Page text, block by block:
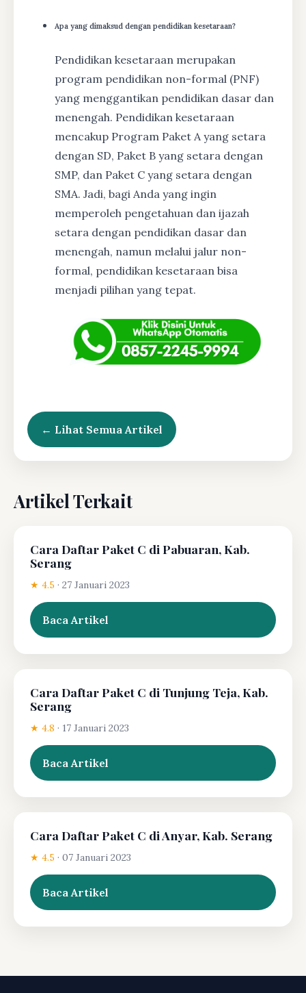
Apa yang dimaksud dengan pendidikan kesetaraan?
Pendidikan kesetaraan merupakan
program pendidikan non-formal (PNF)
yang menggantikan pendidikan dasar dan
menengah. Pendidikan kesetaraan
mencakup Program Paket A yang setara
dengan SD, Paket B yang setara dengan
SMP, dan Paket C yang setara dengan
SMA. Jadi, bagi Anda yang ingin
memperoleh pengetahuan dan ijazah
setara dengan pendidikan dasar dan
menengah, namun melalui jalur non-
formal, pendidikan kesetaraan bisa
menjadi pilihan yang tepat.
← Lihat Semua Artikel
Artikel Terkait
Cara Daftar Paket C di Pabuaran, Kab.
Serang
★ 4.5 · 27 Januari 2023
Baca Artikel
Cara Daftar Paket C di Tunjung Teja, Kab.
Serang
★ 4.8 · 17 Januari 2023
Baca Artikel
Cara Daftar Paket C di Anyar, Kab. Serang
★ 4.5 · 07 Januari 2023
Baca Artikel